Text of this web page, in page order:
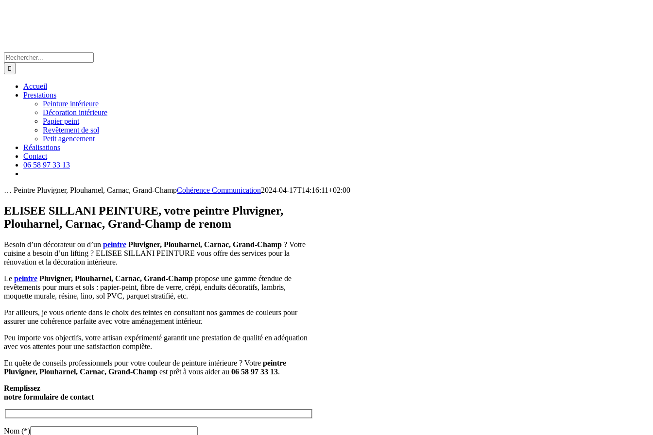
Rechercher:
Accueil
Prestations
Peinture intérieure
Décoration intérieure
Papier peint
Revêtement de sol
Petit agencement
Réalisations
Contact
06 58 97 33 13
… Peintre Pluvigner, Plouharnel, Carnac, Grand-ChampCohérence Communication2024-04-17T14:16:11+02:00
ELISEE SILLANI PEINTURE, votre peintre Pluvigner,
Plouharnel, Carnac, Grand-Champ de renom
Besoin d’un décorateur ou d’un peintre Pluvigner, Plouharnel, Carnac, Grand-Champ ? Votre
cuisine a besoin d’un lifting ? ELISEE SILLANI PEINTURE vous offre des services pour la
rénovation et la décoration intérieure.
Le peintre Pluvigner, Plouharnel, Carnac, Grand-Champ propose une gamme étendue de
revêtements pour murs et sols : papier-peint, fibre de verre, crépi, enduits décoratifs, lambris,
moquette murale, résine, lino, sol PVC, parquet stratifié, etc.
Par ailleurs, je vous oriente dans le choix des teintes en consultant nos gammes de couleurs pour
assurer une cohérence parfaite avec votre aménagement intérieur.
Peu importe vos objectifs, votre artisan expérimenté garantit une prestation de qualité en adéquation
avec vos attentes pour une satisfaction complète.
En quête de conseils professionnels pour votre couleur de peinture intérieure ? Votre peintre
Pluvigner, Plouharnel, Carnac, Grand-Champ est prêt à vous aider au 06 58 97 33 13.
Remplissez
notre formulaire de contact
Nom (*)